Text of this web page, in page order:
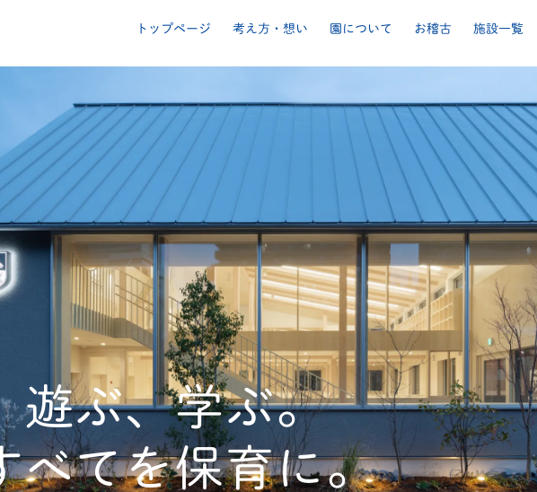
トップページ 考え方・想い 園について お稽古 施設一覧
遊ぶ、学ぶ。
べてを保育に。